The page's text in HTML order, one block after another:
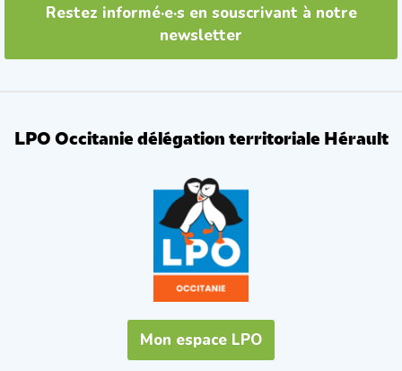
Restez informé·e·s en souscrivant à notre
newsletter
LPO Occitanie délégation territoriale Hérault
Mon espace LPO